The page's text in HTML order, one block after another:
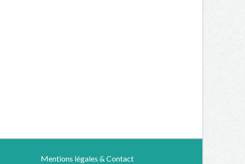
Mentions légales & Contact